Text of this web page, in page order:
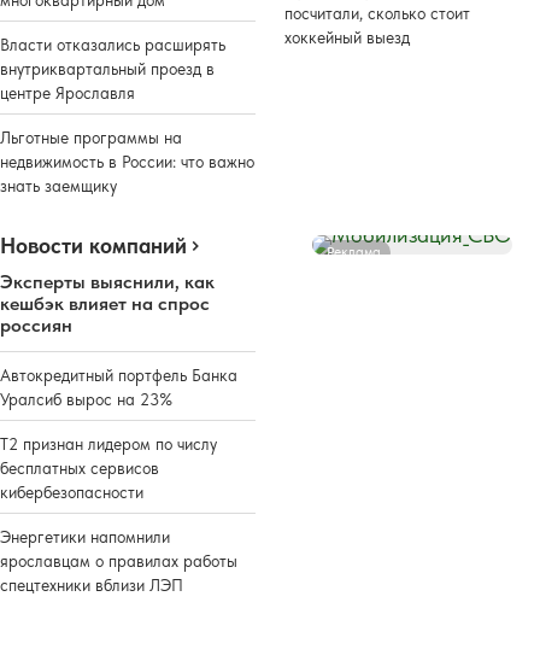
Власти отказались расширять
внутриквартальный проезд в
центре Ярославля
Льготные программы на
недвижимость в России: что важно
знать заемщику
посчитали, сколько стоит
хоккейный выезд
Новости компаний
Эксперты выяснили, как
кешбэк влияет на спрос
россиян
Автокредитный портфель Банка
Уралсиб вырос на 23%
Т2 признан лидером по числу
бесплатных сервисов
кибербезопасности
Энергетики напомнили
ярославцам о правилах работы
спецтехники вблизи ЛЭП
Реклама